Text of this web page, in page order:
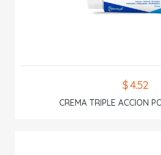
$ 4.52
CREMA TRIPLE ACCION